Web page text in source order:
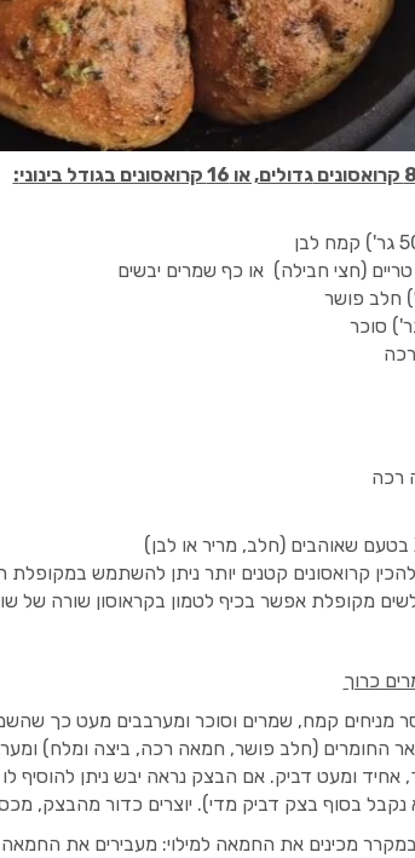
גדולים, או 16 קרואסונים בגודל בינוני
:
קרואסונים קטנים יותר ניתן להשתמש במקופלת
מקופלת אפשר בכיף לטמון בקראוסון שורה של
כרוך
מניחים קמח, שמרים וסוכר ומערבבים מעט כך
החומרים (חלב פושר, חמאה רכה, ביצה ומלח)
בסוף בצק דביק מדי). יוצרים כדור מהבצק,
מכינים את החמאה למילוי: מעבירים את